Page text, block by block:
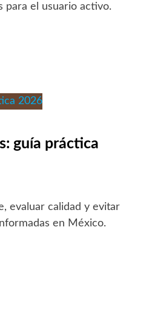
para el usuario activo.
guía práctica
evaluar calidad y evitar
en México.